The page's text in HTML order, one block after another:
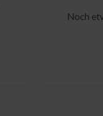
Noch